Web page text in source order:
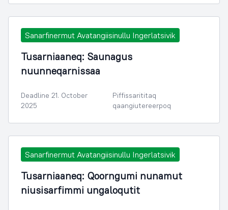
Sanarfinermut Avatangiisinullu Ingerlatsivik
Tusarniaaneq: Saunagus
nuunneqarnissaa
Deadline 21. October
2025
Piffissarititaq
qaangiutereerpoq
Sanarfinermut Avatangiisinullu Ingerlatsivik
Tusarniaaneq: Qoorngumi nunamut
niusisarfimmi ungaloqutit